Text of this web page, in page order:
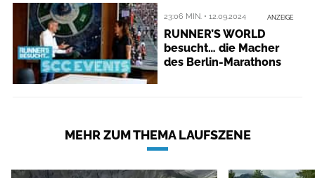
23:06 MIN. • 12.09.2024 ANZEIGE
RUNNER’S WORLD
besucht… die Macher
des Berlin-Marathons
MEHR ZUM THEMA LAUFSZENE